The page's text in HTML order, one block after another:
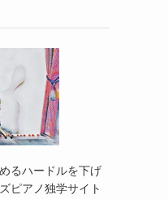
るハードルを下げ
ピアノ独学サイト